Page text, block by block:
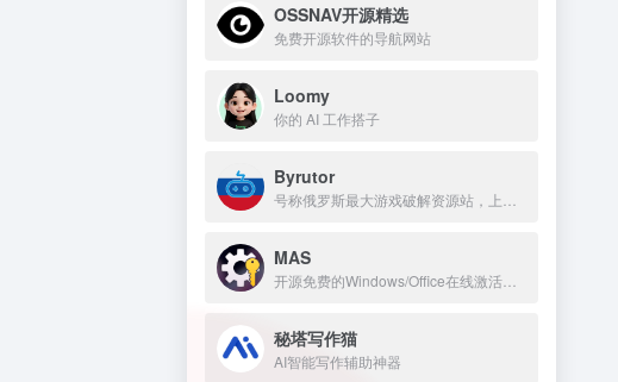
OSSNAV开源精选
免费开源软件的导航网站
Loomy
你的 AI 工作搭子
Byrutor
MAS
秘塔写作猫
AI智能写作辅助神器